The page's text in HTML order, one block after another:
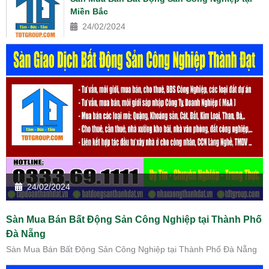
Miền Bắc
24/02/2024
24/02/2024
Sàn Mua Bán Bất Động Sản Công Nghiệp tại Thành Phố
Đà Nẵng
Sàn Mua Bán Bất Động Sản Công Nghiệp tại Thành Phố Đà Nẵng